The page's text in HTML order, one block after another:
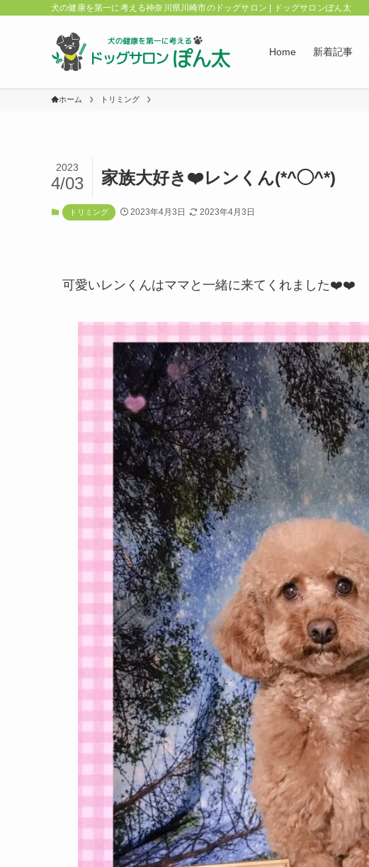
犬の健康を第一に考える神奈川県川崎市のドッグサロン | ドッグサロンぽん太
Home 新着記事
ホーム トリミング
家族大好き❤️レンくん(*^◯^*)
2023
4/03
トリミング 2023年4月3日 2023年4月3日
可愛いレンくんはママと一緒に来てくれました❤️❤️